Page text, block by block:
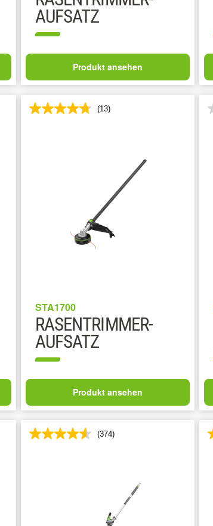
AUFSATZ
Produkt ansehen
(13)
STA1700
RASENTRIMMER-
AUFSATZ
Produkt ansehen
(374)